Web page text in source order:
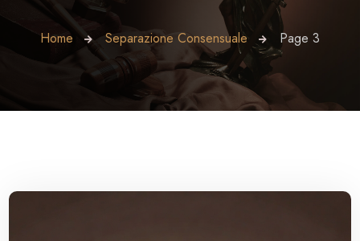
Home Separazione Consensuale Page 3